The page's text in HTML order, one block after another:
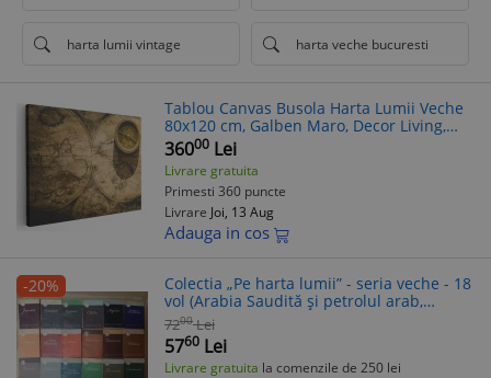
harta lumii vintage harta veche bucuresti
Tablou Canvas Busola Harta Lumii Veche
80x120 cm, Galben Maro, Decor Living,
Birou, Panza cu Rama Lemn
36000 Lei
Livrare gratuita
Primesti 360 puncte
Livrare Joi, 13 Aug
Adauga in cos
-20%
Colectia „Pe harta lumii” - seria veche - 18
vol (Arabia Saudită și petrolul arab,
Australia, Federația Rhodezia-Nyasa,
Uniunea Sud-Africană etc.)
7200 Lei
5760 Lei
Livrare gratuita la comenzile de 250 lei